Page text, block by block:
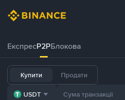
ЕкспресP2PБлокова
Купити Продати
USDT